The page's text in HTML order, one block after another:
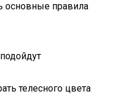
основные правила
телесного цвета